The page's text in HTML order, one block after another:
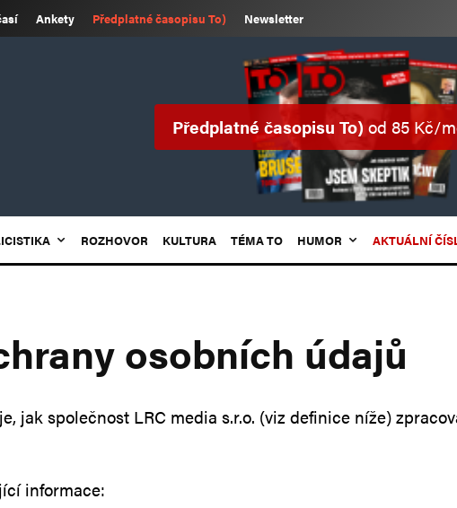
Ankety Předplatné časopisu To) Newsletter
Předplatné časopisu To)od 85 Kč/
ROZHOVOR KULTURA TÉMA TO HUMOR AKTUÁLNÍ
osobních údajů
informace: